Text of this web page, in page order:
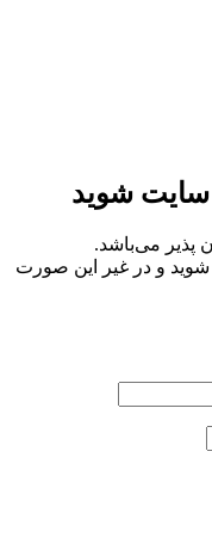
سایت شوید
پذیر می‌باشد.
و در غیر این صورت